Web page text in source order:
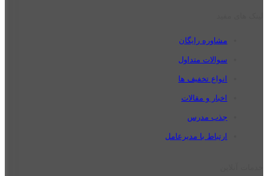
مشاوره رایگان
سوالات متداول
انواع تخفیف ها
اخبار و مقالات
جذب مدرس
ارتباط با مدیرعامل